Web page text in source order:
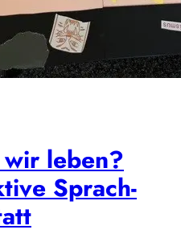
leben?
Sprach-